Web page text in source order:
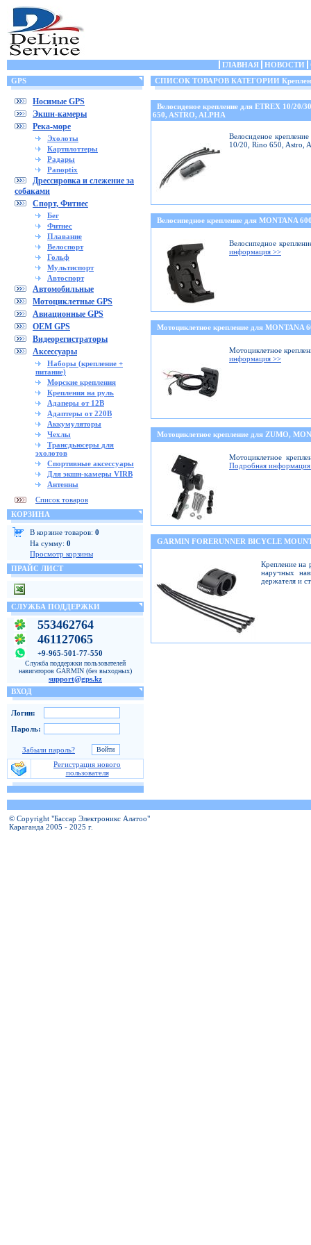
ГЛАВНАЯ НОВОСТИ
GPS
Носимые GPS
Экшн-камеры
Река-море
Эхолоты
Картплоттеры
Радары
Panoptix
Дрессировка и слежение за
собаками
Спорт, Фитнес
Бег
Фитнес
Плавание
Велоспорт
Гольф
Мультиспорт
Автоспорт
Автомобильные
Мотоциклетные GPS
Авиационные GPS
OEM GPS
Видеорегистраторы
Аксессуары
Наборы (крепление +
питание)
Морские крепления
Крепления на руль
Адаперы от 12В
Адаптеры от 220В
Аккумуляторы
Чехлы
Трансдьюсеры для
эхолотов
Спортивные аксессуары
Для экшн-камеры VIRB
Антенны
Список товаров
КОРЗИНА
В корзине товаров: 0
На сумму: 0
Просмотр корзины
ПРАЙС ЛИСТ
СЛУЖБА ПОДДЕРЖКИ
553462764
461127065
+9-965-501-77-550
Служба поддержки пользователей
навигаторов GARMIN (без выходных)
support@gps.kz
ВХОД
Логин:
Пароль:
Забыли пароль?
Регистрация нового
пользователя
СПИСОК ТОВАРОВ КАТЕГОРИИ
Велосиденое крепление для ETREX 10/
650, ASTRO, ALPHA
Велосиденое
10/20, Rino 650, Astro,
Велосипедное крепление для MONTANA
Велосипедное
информация >>
Мотоциклетное крепление для MONTANA
Мотоциклетное
информация >>
Мотоциклетное крепление для ZUMO,
Мотоциклетное
Подробная
GARMIN FORERUNNER BICYCLE
Крепление на
наручных
держателя и
© Copyright "Бассар Электроникс Алатоо"
Караганда 2005 - 2025 г.